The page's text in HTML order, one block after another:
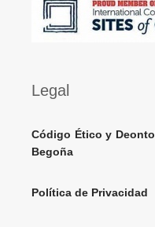
Legal
Código Ético y
Begoña
Política de Privacidad